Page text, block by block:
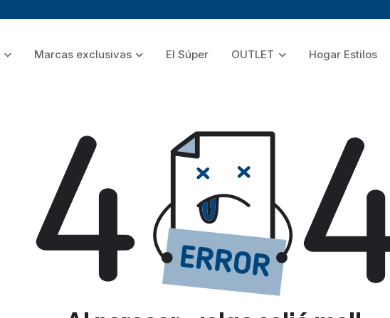
Marcas exclusivas El Súper OUTLET Hogar Estilos